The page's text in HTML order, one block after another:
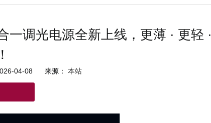
调光电源全新上线，更薄 · 更轻 ·
04-08 来源： 本站